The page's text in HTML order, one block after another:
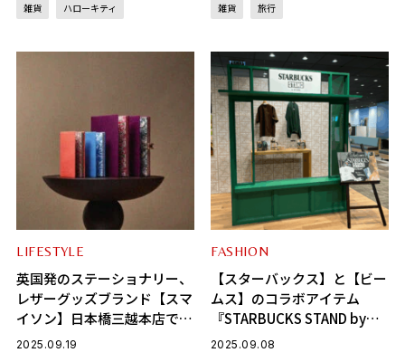
雑貨 ハローキティ 雑貨 旅行
LIFESTYLE
英国発のステーショナリー、
レザーグッズブランド【スマ
イソン】日本橋三越本店で
POP UPイベントを開催中
2025.09.19
FASHION
【スターバックス】と【ビー
ムス】のコラボアイテム
『STARBUCKS STAND by
BEAMS』の第一弾が発売！
2025.09.08